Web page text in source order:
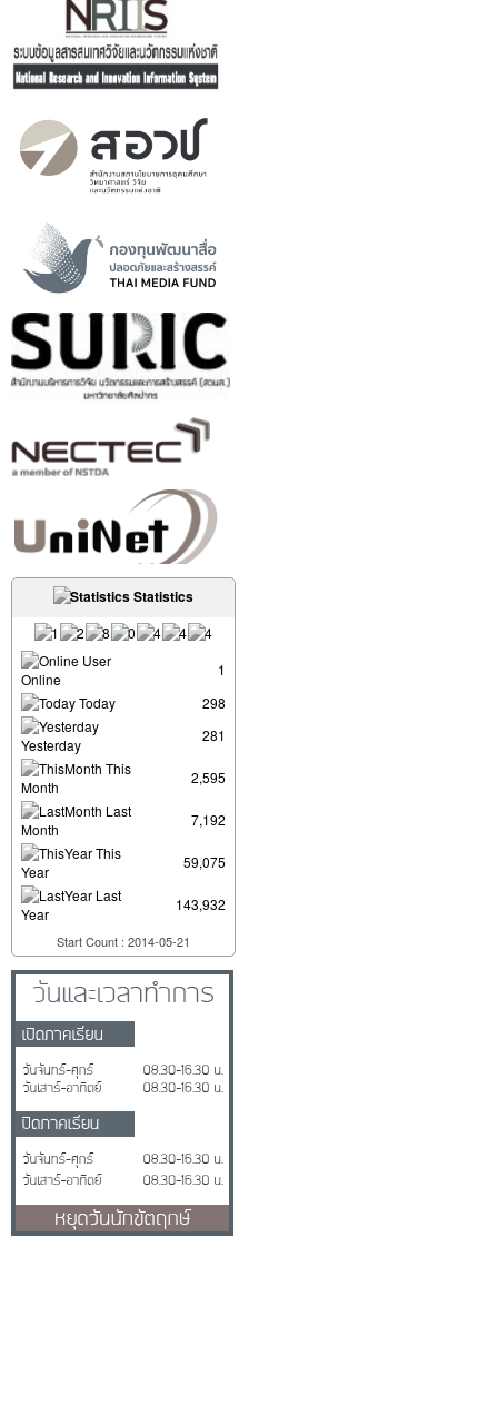
Statistics
User
Online
1
Today
298
Yesterday
281
This
Month
2,595
Last
Month
7,192
This
Year
59,075
Last
Year
143,932
Start Count : 2014-05-21